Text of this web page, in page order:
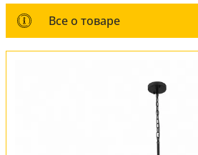
Все о товаре
Все о товаре
Комплект лампочек